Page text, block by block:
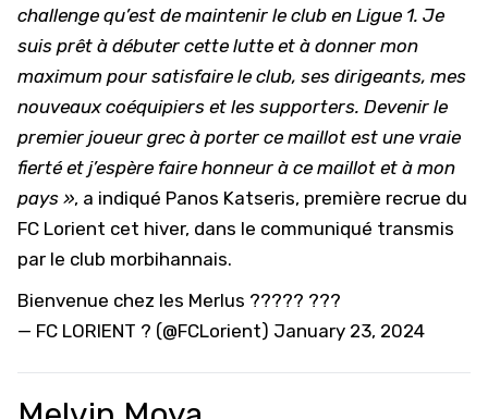
challenge qu’est de maintenir le club en Ligue 1. Je
suis prêt à débuter cette lutte et à donner mon
maximum pour satisfaire le club, ses dirigeants, mes
nouveaux coéquipiers et les supporters. Devenir le
premier joueur grec à porter ce maillot est une vraie
fierté et j’espère faire honneur à ce maillot et à mon
pays », a indiqué Panos Katseris, première recrue du
FC Lorient cet hiver, dans le communiqué transmis
par le club morbihannais.
Bienvenue chez les Merlus ????? ???
— FC LORIENT ? (@FCLorient) January 23, 2024